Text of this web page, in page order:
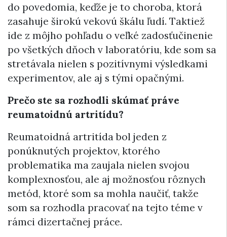
do povedomia, keďže je to choroba, ktorá
zasahuje širokú vekovú škálu ľudí. Taktiež
ide z môjho pohľadu o veľké zadosťučinenie
po všetkých dňoch v laboratóriu, kde som sa
stretávala nielen s pozitívnymi výsledkami
experimentov, ale aj s tými opačnými.
Prečo ste sa rozhodli skúmať práve
reumatoidnú artritídu?
Reumatoidná artritída bol jeden z
ponúknutých projektov, ktorého
problematika ma zaujala nielen svojou
komplexnosťou, ale aj možnosťou rôznych
metód, ktoré som sa mohla naučiť, takže
som sa rozhodla pracovať na tejto téme v
rámci dizertačnej práce.